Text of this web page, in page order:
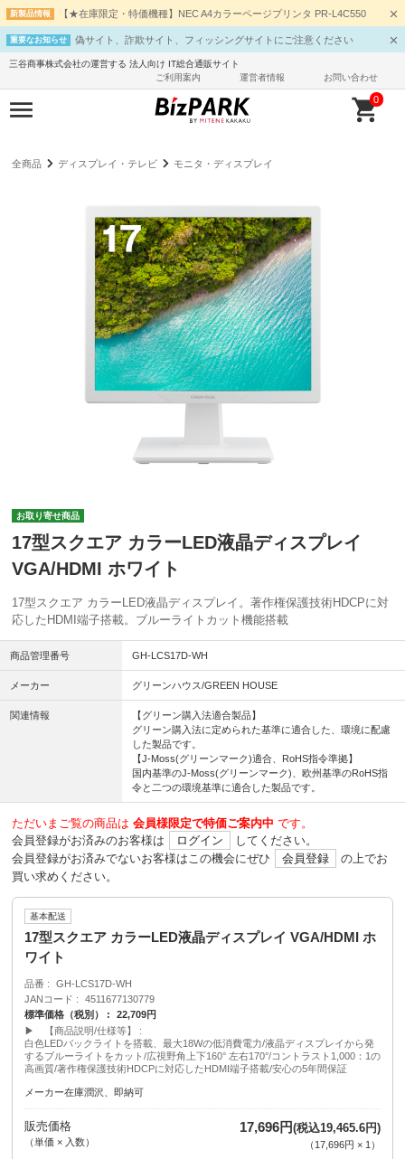
新製品情報 【★在庫限定・特価機種】NEC A4カラーページプリンタ PR-L4C550
重要なお知らせ 偽サイト、詐欺サイト、フィッシングサイトにご注意ください
三谷商事株式会社の運営する 法人向け IT総合通販サイト
ご利用案内
運営者情報 お問い合わせ
0
全商品 ディスプレイ・テレビ モニタ・ディスプレイ
お取り寄せ商品
17型スクエア カラーLED液晶ディスプレイ
VGA/HDMI ホワイト
17型スクエア カラーLED液晶ディスプレイ。著作権保護技術HDCPに対
応したHDMI端子搭載。ブルーライトカット機能搭載
商品管理番号 GH-LCS17D-WH
メーカー グリーンハウス/GREEN HOUSE
関連情報
【グリーン購入法適合製品】
グリーン購入法に定められた基準に適合した、環境に配慮
した製品です。
【J-Moss(グリーンマーク)適合、RoHS指令準拠】
国内基準のJ-Moss(グリーンマーク)、欧州基準のRoHS指
令と二つの環境基準に適合した製品です。
ただいまご覧の商品は 会員様限定で特価ご案内中 です。
会員登録がお済みのお客様は
ログイン
してください。
会員登録がお済みでないお客様はこの機会にぜひ
会員登録
の上でお
買い求めください。
基本配送
17型スクエア カラーLED液晶ディスプレイ VGA/HDMI ホ
ワイト
品番
GH-LCS17D-WH
JANコード
4511677130779
標準価格（税別）
22,709円
▶ 【商品説明/仕様等】
白色LEDバックライトを搭載、最大18Wの低消費電力/液晶ディスプレイから発
するブルーライトをカット/広視野角上下160° 左右170°/コントラスト1,000：1の
高画質/著作権保護技術HDCPに対応したHDMI端子搭載/安心の5年間保証
メーカー在庫潤沢、即納可
販売価格
（単価 × 入数）
17,696円(税込19,465.6円)
（ 17,696円 × 1 ）